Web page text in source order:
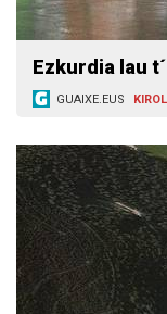
Ezkurdia lau
GUAIXE.EUS